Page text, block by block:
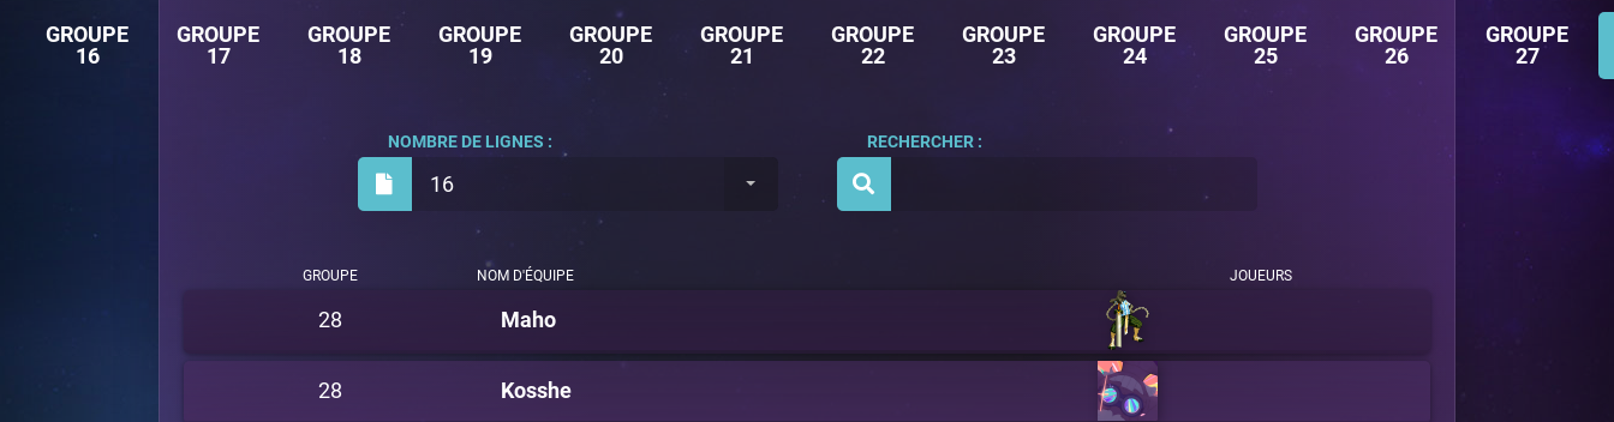
GROUPE
16
GROUPE
17
GROUPE
18
GROUPE
19
GROUPE
20
GROUPE
21
GROUPE
22
GROUPE
23
GROUPE
24
GROUPE
25
GROUPE
26
GROUPE
27
16
NOMBRE DE LIGNES : RECHERCHER :
GROUPE NOM D'ÉQUIPE JOUEURS
28 Maho
28 Kosshe